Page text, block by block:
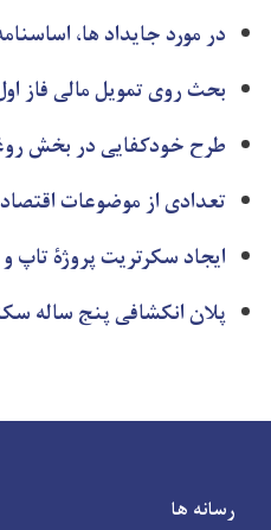
در مورد جایداد ها،
بحث روی تمویل مالی فاز
طرح خودکفایی در بخش
تعدادی از موضوعات
ایجاد سکرتریت پروژۀ
پلان انکشافی پنج ساله
رسانه ها